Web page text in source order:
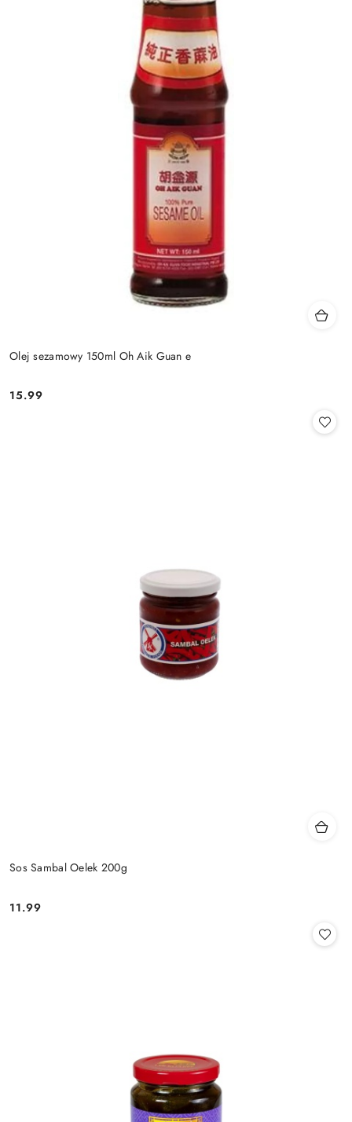
Olej sezamowy 150ml Oh Aik Guan e
Cena:
15.99
Sos Sambal Oelek 200g
Cena:
11.99